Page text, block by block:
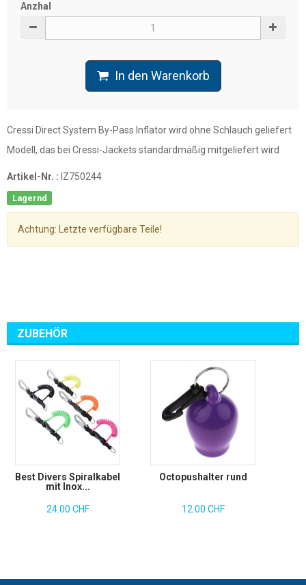
Anzhal
In den Warenkorb
Cressi Direct System By-Pass Inflator wird ohne Schlauch geliefert
Modell, das bei Cressi-Jackets standardmäßig mitgeliefert wird
Artikel-Nr. : IZ750244
Lagernd
Achtung: Letzte verfügbare Teile!
ZUBEHÖR
Best Divers Spiralkabel
mit Inox...
24.00 CHF
Octopushalter rund
12.00 CHF